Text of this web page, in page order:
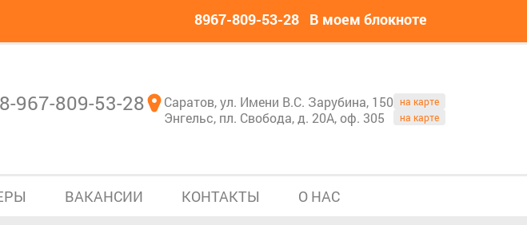
8967-809-53-28 В моем блокноте
8-967-809-53-28 Саратов, ул. Имени В.С. Зарубина, 150 на карте
Энгельс, пл. Свобода, д. 20А, оф. 305 на карте
ВАКАНСИИ КОНТАКТЫ О НАС